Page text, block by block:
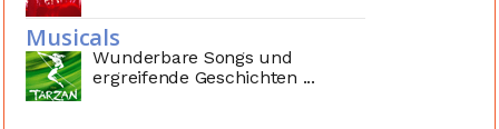
Musicals
Wunderbare Songs und
ergreifende Geschichten ...